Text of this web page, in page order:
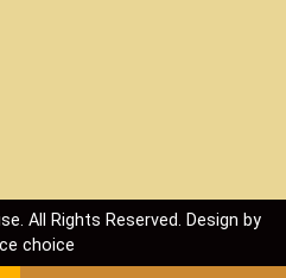
All Rights Reserved. Design by
choice